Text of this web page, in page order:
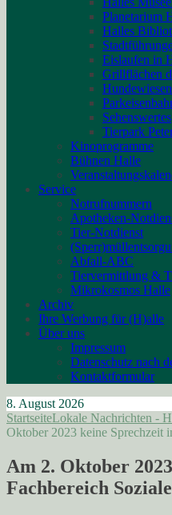
Planetarium
Halles
Eislaufen in
Grillflächen
Sehenswertes
Tierpark
Kinoprogramme
Bühnen Halle
Service
Notrufnummern
Apotheken-
Tier-Notdienst
Abfall-ABC
Tiervermittlung &
Mikrokosmos Halle
Archiv
Ihre Werbung für (H)alle
Über uns
Impressum
Datenschutz nach
Kontaktformular
8. August 2026
StartseiteLokale Nachrichten -
Oktober 2023 keine Sprechzeit
Am 2. Oktober
Fachbereich